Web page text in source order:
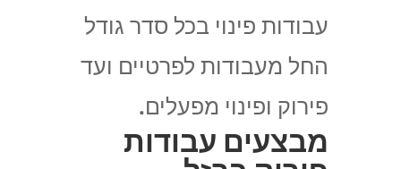
עבודות פינוי בכל סדר גודל
החל מעבודות לפרטיים ועד
פירוק ופינוי מפעלים.
מבצעים עבודות